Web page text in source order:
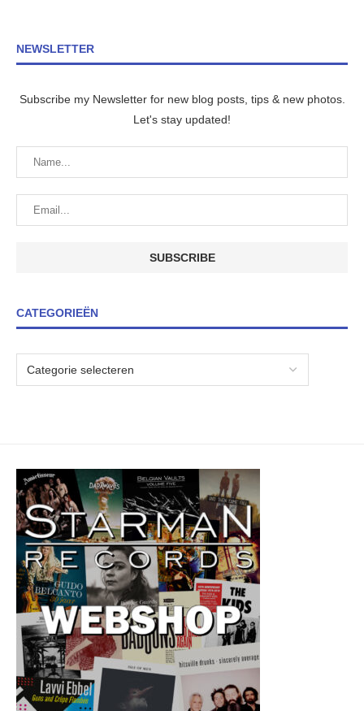
NEWSLETTER
Subscribe my Newsletter for new blog posts, tips & new photos.
Let's stay updated!
CATEGORIEËN